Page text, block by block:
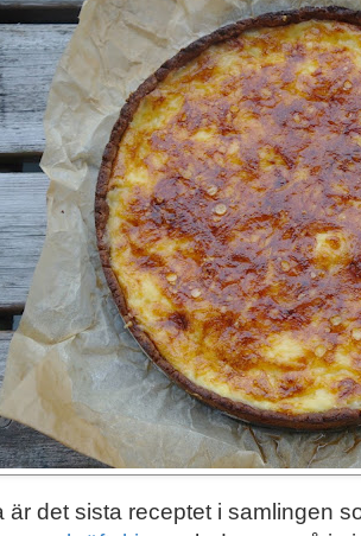
är det sista receptet i samlingen